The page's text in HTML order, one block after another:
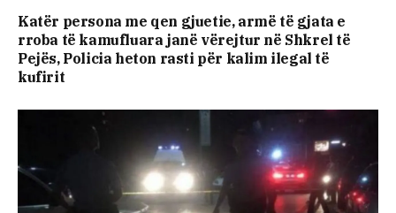
Katër persona me qen gjuetie, armë të gjata e
rroba të kamufluara janë vërejtur në Shkrel të
Pejës, Policia heton rasti për kalim ilegal të
kufirit